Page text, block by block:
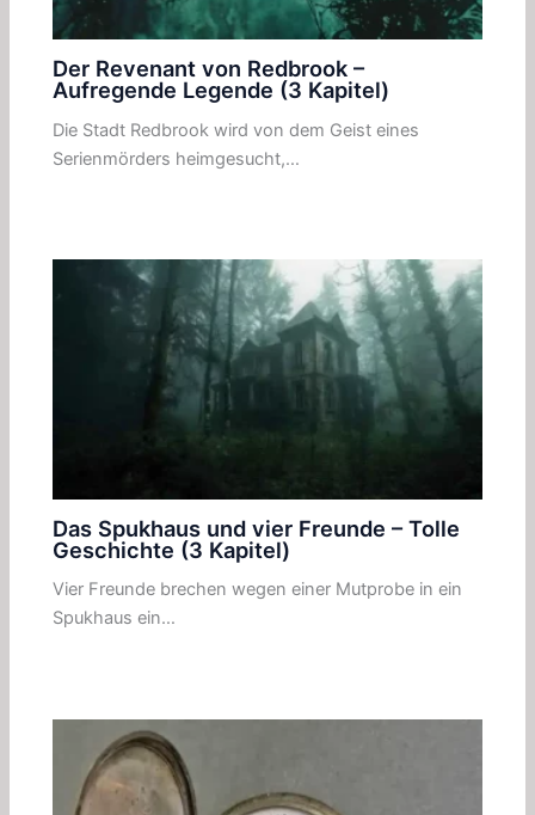
Der Revenant von Redbrook –
Aufregende Legende (3 Kapitel)
Die Stadt Redbrook wird von dem Geist eines
Serienmörders heimgesucht,…
Das Spukhaus und vier Freunde – Tolle
Geschichte (3 Kapitel)
Vier Freunde brechen wegen einer Mutprobe in ein
Spukhaus ein…